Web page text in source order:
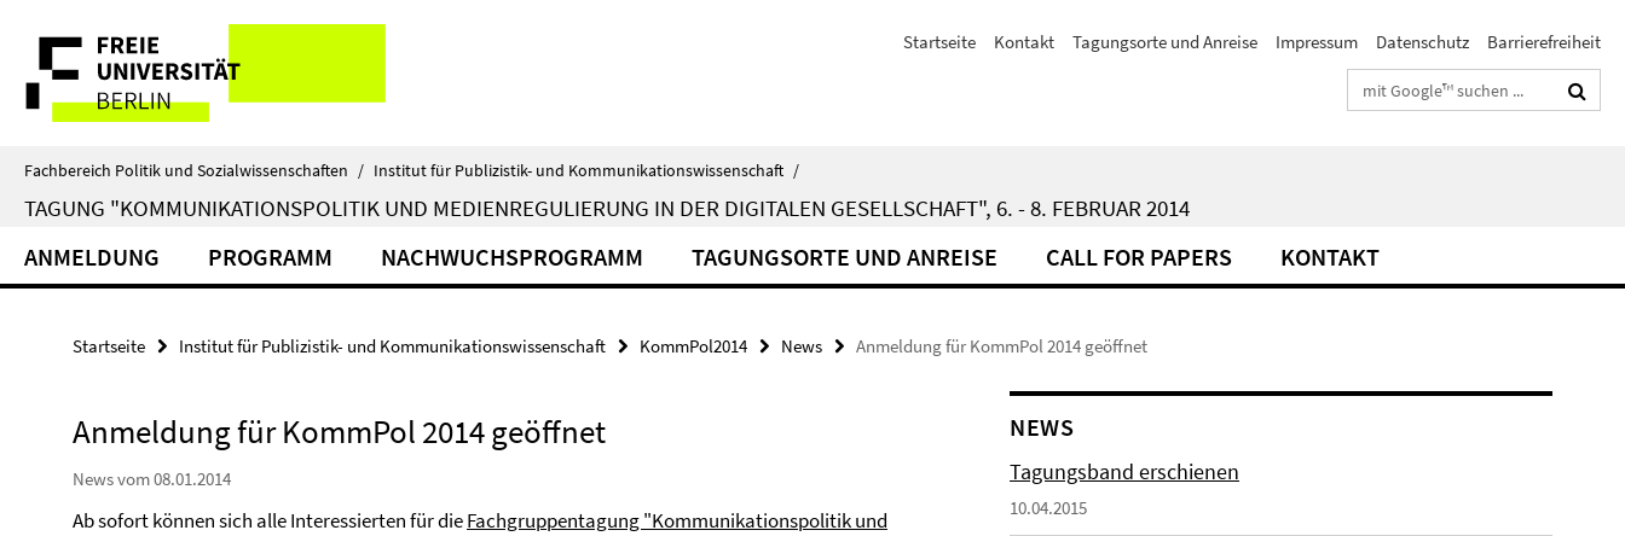
direkt
Inhalt
Service-
Navigation
Startseite Kontakt Tagungsorte und Anreise Impressum Datenschutz
Barrierefreiheit
Suchbegriffe
Fachbereich Politik und Sozialwissenschaften / Institut für Publizistik- und Kommunikationswissenschaft /
TAGUNG "KOMMUNIKATIONSPOLITIK UND MEDIENREGULIERUNG IN DER DIGITALEN GESELLSCHAFT", 6. - 8. FEBRUAR 2014
ANMELDUNG PROGRAMM NACHWUCHSPROGRAMM TAGUNGSORTE UND ANREISE CALL FOR PAPERS KONTAKT
Startseite Institut für Publizistik- und Kommunikationswissenschaft KommPol2014 News Anmeldung für KommPol 2014 geöffnet
Anmeldung für KommPol 2014 geöffnet
News vom 08.01.2014
Ab sofort können sich alle Interessierten für dieFachgruppentagung "Kommunikationspolitik und
NEWS
Tagungsband erschienen
10.04.2015